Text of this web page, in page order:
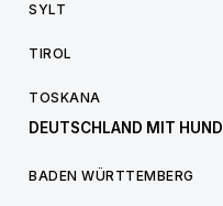
SYLT
TIROL
TOSKANA
DEUTSCHLAND MIT HUND
BADEN WÜRTTEMBERG